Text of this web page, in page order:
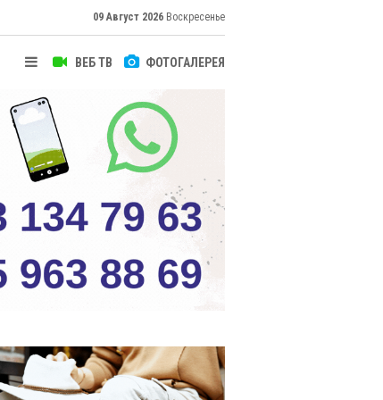
09 Август 2026 Воскресенье
ВЕБ ТВ ФОТОГАЛЕРЕЯ